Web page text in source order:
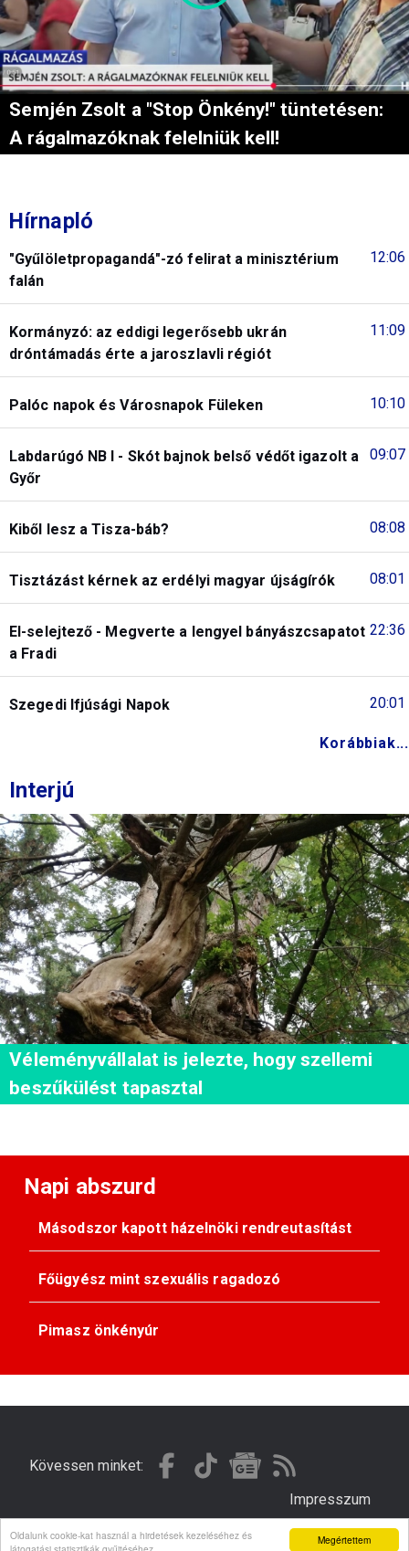
Megértettem
Oldalunk cookie-kat használ a hirdetések kezeléséhez és
Semjén Zsolt a "Stop Önkény!" tüntetésen:
A rágalmazóknak felelniük kell!
Hírnapló
12:06
"Gyűlöletpropagandá"-zó felirat a minisztérium
falán
11:09
Kormányzó: az eddigi legerősebb ukrán
dróntámadás érte a jaroszlavli régiót
10:10
Palóc napok és Városnapok Füleken
09:07
Labdarúgó NB I - Skót bajnok belső védőt igazolt a
Győr
08:08
Kiből lesz a Tisza-báb?
08:01
Tisztázást kérnek az erdélyi magyar újságírók
22:36
El-selejtező - Megverte a lengyel bányászcsapatot
a Fradi
20:01
Szegedi Ifjúsági Napok
Korábbiak...
Interjú
Véleményvállalat is jelezte, hogy szellemi
beszűkülést tapasztal
Napi abszurd
Másodszor kapott házelnöki rendreutasítást
Főügyész mint szexuális ragadozó
Pimasz önkényúr
Kövessen minket:
Impresszum
© Gondola 2026 - Minden jog fenntartva